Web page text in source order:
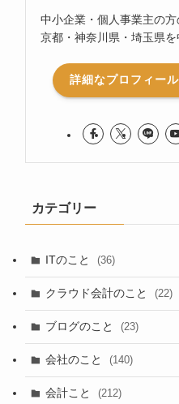
中小企業・個人事業主の
京都・神奈川県・埼玉県を
詳細なプロフィー
カテゴリー
ITのこと (36)
クラウド会計のこと (22)
ブログのこと (23)
会社のこと (140)
会計こと (212)